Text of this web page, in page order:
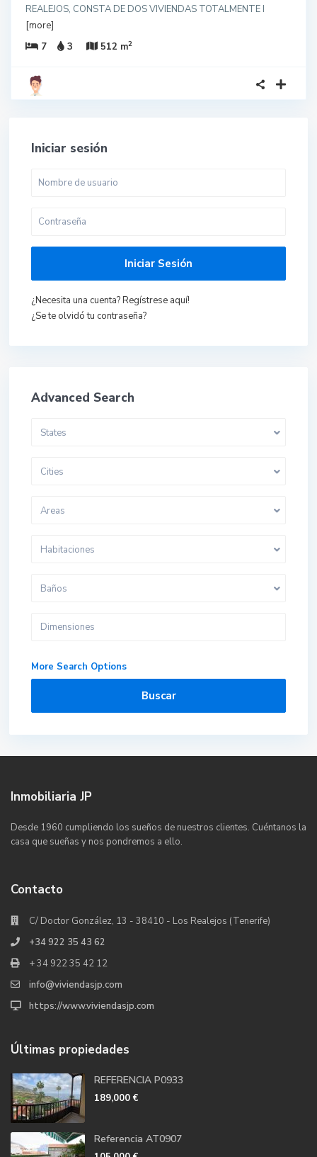
REALEJOS, CONSTA DE DOS VIVIENDAS TOTALMENTE I
[more]
7
3 512 m2
Iniciar sesión
Iniciar Sesión
¿Necesita una cuenta? Regístrese aquí!
¿Se te olvidó tu contraseña?
Advanced Search
States
Cities
Areas
Habitaciones
Baños
More Search Options
Buscar
Inmobiliaria JP
Desde 1960 cumpliendo los sueños de nuestros clientes. Cuéntanos la
casa que sueñas y nos pondremos a ello.
Contacto
C/ Doctor González, 13 - 38410 - Los Realejos (Tenerife)
+34 922 35 43 62
+ 34 922 35 42 12
info@viviendasjp.com
https://www.viviendasjp.com
Últimas propiedades
REFERENCIA P0933
189,000 €
Referencia AT0907